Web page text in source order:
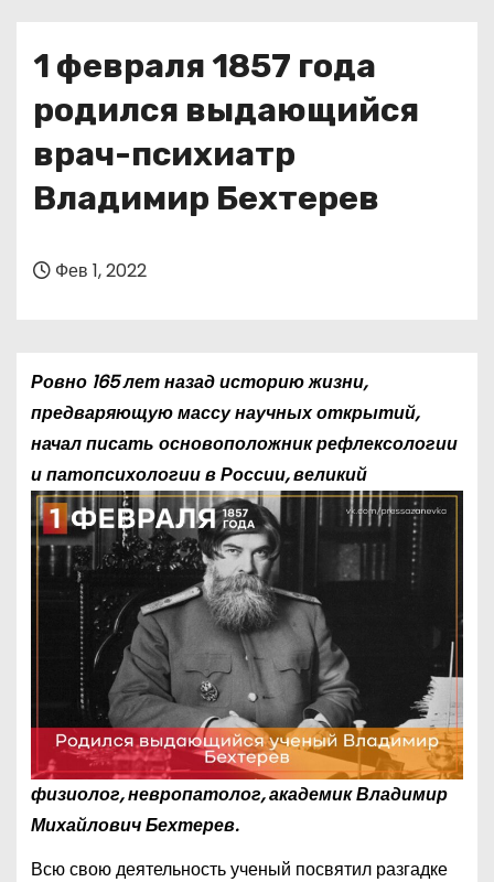
1 февраля 1857 года
родился выдающийся
врач-психиатр
Владимир Бехтерев
Фев 1, 2022
Ровно 165 лет назад историю жизни,
предваряющую массу научных открытий,
начал писать основоположник рефлексологии
и патопсихологии вРоссии, великий
физиолог, невропатолог, академик Владимир
Михайлович Бехтерев.
Всю свою деятельность ученый посвятил разгадке